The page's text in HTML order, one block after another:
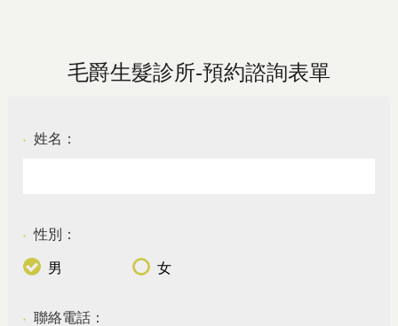
毛爵生髮診所-預約諮詢表單
● 姓名：
● 性別：
男 女
● 聯絡電話：